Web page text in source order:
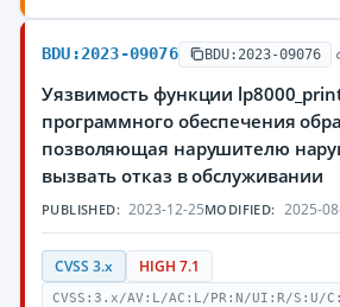
BDU:2023-09076 BDU:2023-09076
Уязвимость функции
программного обеспечения
позволяющая нарушителю
вызвать отказ в обслуживании
PUBLISHED: 2023-12-25MODIFIED: 2025-
CVSS 3.x HIGH 7.1
CVSS:3.x/AV:L/AC:L/PR:N/UI:R/S:U/